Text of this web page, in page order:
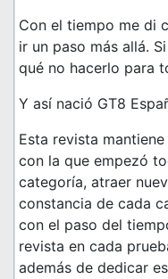
Con el tiempo me di
ir un paso más allá.
qué no hacerlo para
Y así nació GT8
Esta revista
con la que empezó
categoría, atraer
constancia de cada
con el paso del
revista en cada
además de dedicar